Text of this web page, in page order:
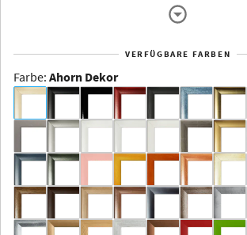
Dakota -
Rahmenloser
Aluminium
VERFÜGBARE FARBEN
Farbe: Ahorn Dekor